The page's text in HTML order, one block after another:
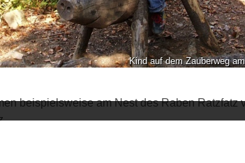
Kind auf dem Zauberweg
beispielsweise am Nest des Raben Ratzfatz